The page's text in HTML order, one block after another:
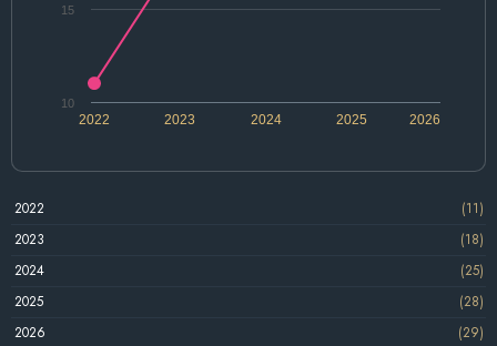
2022 2024 2026
2023 2025
10
15
2022
(11)
2023
(18)
2024
(25)
2025
(28)
2026
(29)